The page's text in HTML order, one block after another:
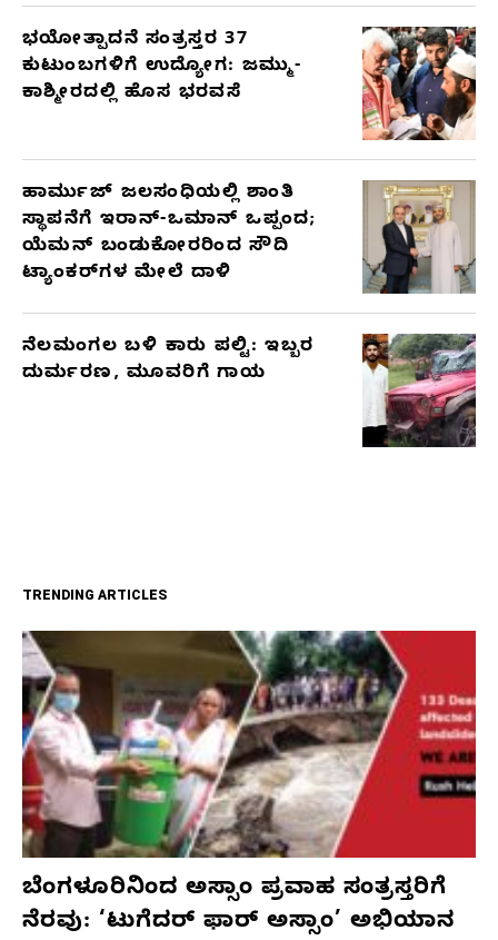
ಭಯೋತ್ಪಾದನೆ ಸಂತ್ರಸ್ತರ 37
ಕುಟುಂಬಗಳಿಗೆ ಉದ್ಯೋಗ: ಜಮ್ಮು-
ಕಾಶ್ಮೀರದಲ್ಲಿ ಹೊಸ ಭರವಸೆ
ಹಾರ್ಮುಜ್ ಜಲಸಂಧಿಯಲ್ಲಿ ಶಾಂತಿ
ಸ್ಥಾಪನೆಗೆ ಇರಾನ್-ಒಮಾನ್ ಒಪ್ಪಂದ;
ಯೆಮನ್ ಬಂಡುಕೋರರಿಂದ ಸೌದಿ
ಟ್ಯಾಂಕರ್‌ಗಳ ಮೇಲೆ ದಾಳಿ
ನೆಲಮಂಗಲ ಬಳಿ ಕಾರು ಪಲ್ಟಿ: ಇಬ್ಬರ
ದುರ್ಮರಣ, ಮೂವರಿಗೆ ಗಾಯ
TRENDING ARTICLES
ಬೆಂಗಳೂರಿನಿಂದ ಅಸ್ಸಾಂ ಪ್ರವಾಹ ಸಂತ್ರಸ್ತರಿಗೆ
ನೆರವು: ‘ಟುಗೆದರ್ ಫಾರ್ ಅಸ್ಸಾಂ’ ಅಭಿಯಾನ